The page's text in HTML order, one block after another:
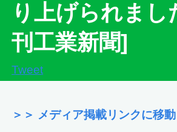
り上げられまし
刊工業新聞]
Tweet
＞＞ メディア掲載リンクに移動